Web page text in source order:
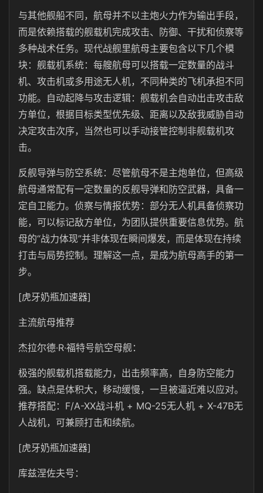
与其他舰船不同，航母并不以主炮火力作为输出手段，
而是依赖搭载的舰载机完成攻击、防御、干扰和侦察等
多种战术任务。现代战舰里航母主要包含以下几个模
块：舰载机系统：每艘航母可以搭载一定数量的战斗
机、攻击机或多用途无人机，不同种类的飞机承担不同
功能。自动起降与攻击逻辑：舰载机会自动出击攻击敌
方单位，根据目标类型优先级、距离以及敌我威胁自动
决定攻击次序，当然也可以手动接管控制非舰载机攻
击。
反舰导弹与防空系统：尽管航母不是主炮单位，但高级
航母通常配有一定数量的反舰导弹和防空武器，具备一
定自卫能力。侦察与情报优势：部分无人机具备侦察功
能，可以标记敌方单位，为团队提供重要信息优势。航
母的“战力体现”并非体现在瞬间爆发，而是体现在持续
打击与局势控制。理解这一点，是成为航母高手的第一
步。
[虎牙奶瓶加速器]
主流航母推荐
杰拉尔德·R·福特号航空母舰：
极强的舰载机搭载能力，出击频率高，自身防空能力
强。缺点是体积大，移动缓慢，一旦被逼近难以应对。
推荐搭配：F/A-XX战斗机 + MQ-25无人机 + X-47B无
人战机，可兼顾打击和续航。
[虎牙奶瓶加速器]
库兹涅佐夫号：